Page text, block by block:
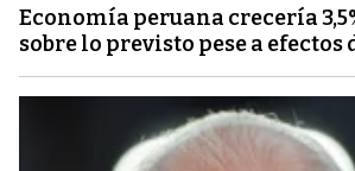
Economía peruana crecería
sobre lo previsto pese a efectos